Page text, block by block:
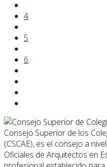
4
5
6
Consejo Superior de los
(CSCAE), es el consejo a
Oficiales de Arquitectos en